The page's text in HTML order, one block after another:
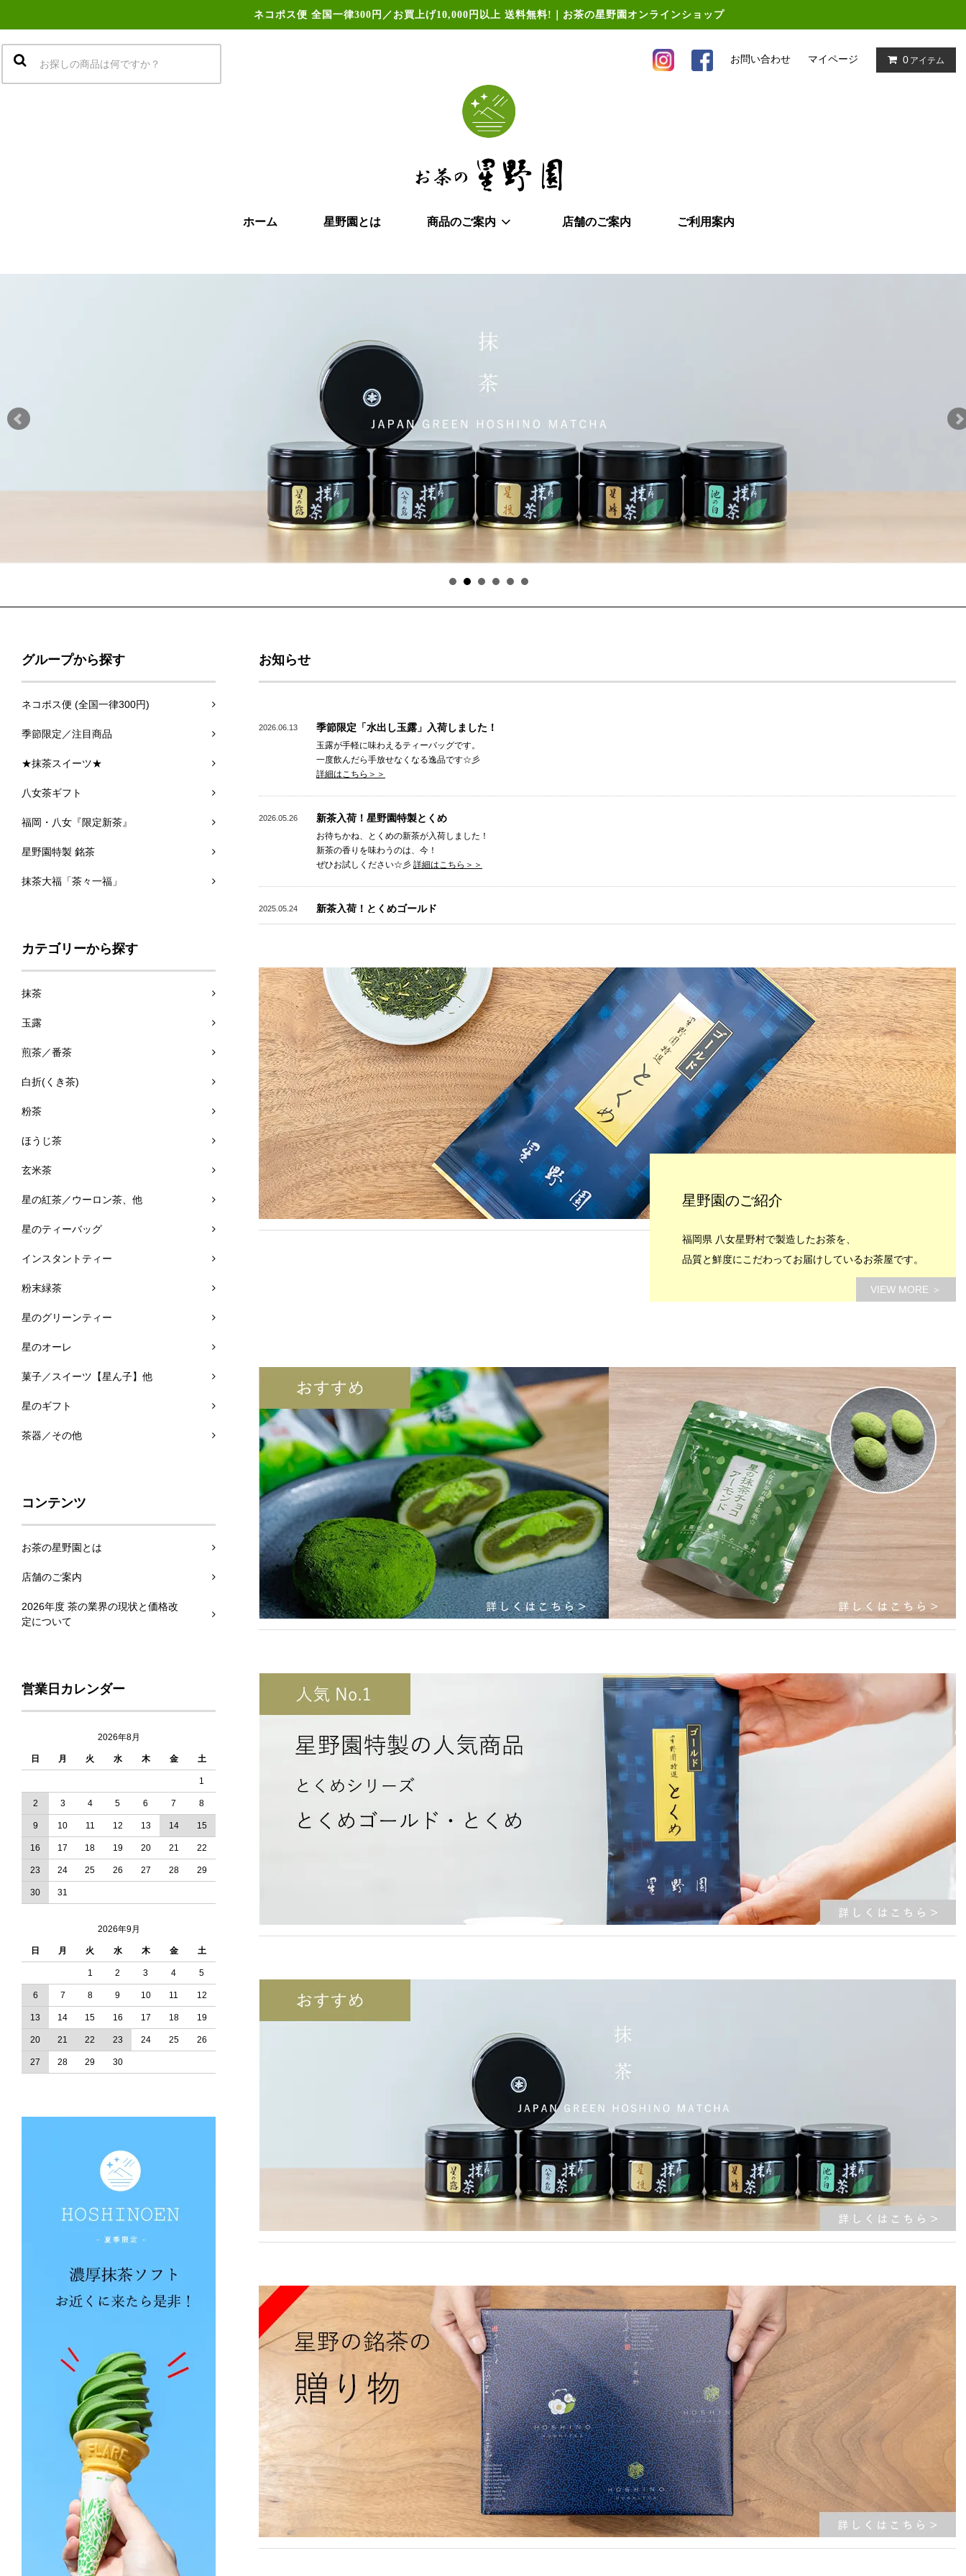
ネコポス便 全国一律300円／お買上げ10,000円以上 送料無料!｜お茶の星野園オンラインショップ
お問い合わせ マイページ 0 アイテム
ホーム 星野園とは 商品のご案内 店舗のご案内 ご利用案内
グループから探す
ネコポス便 (全国一律300円)
季節限定／注目商品
★抹茶スイーツ★
八女茶ギフト
福岡・八女『限定新茶』
星野園特製 銘茶
抹茶大福「茶々一福」
カテゴリーから探す
抹茶
玉露
煎茶／番茶
白折(くき茶)
粉茶
ほうじ茶
玄米茶
星の紅茶／ウーロン茶、他
星のティーバッグ
インスタントティー
粉末緑茶
星のグリーンティー
星のオーレ
菓子／スイーツ【星ん子】他
星のギフト
茶器／その他
コンテンツ
お茶の星野園とは
店舗のご案内
2026年度 茶の業界の現状と価格改
定について
営業日カレンダー
2026年8月
日 月 火 水 木 金 土
1
2 3 4 5 6 7 8
9 10 11 12 13 14 15
16 17 18 19 20 21 22
23 24 25 26 27 28 29
30 31
2026年9月
日 月 火 水 木 金 土
1 2 3 4 5
6 7 8 9 10 11 12
13 14 15 16 17 18 19
20 21 22 23 24 25 26
27 28 29 30
お知らせ
2026.06.13 季節限定「水出し玉露」入荷しました！
玉露が手軽に味わえるティーバッグです。
一度飲んだら手放せなくなる逸品です☆彡
詳細はこちら＞＞
2026.05.26 新茶入荷！星野園特製とくめ
お待ちかね、とくめの新茶が入荷しました！
新茶の香りを味わうのは、今！
ぜひお試しください☆彡 詳細はこちら＞＞
2025.05.24 新茶入荷！とくめゴールド
お待ちかね、とくめゴールドの新茶が入荷しました！
2026.05.07 新茶入荷！星の新茶ティーバッグ
新茶のティーバッグが入荷しました！
5月の限定販売です。お見逃しなく☆彡
詳細はこちら＞＞
2026.04.24 ゴールデンウィークの営業案内☆彡
営業：4/30、5/1、2、6、10（臨時営業）
休み：4/29、5/3、4、5
お急ぎのご用命はお問い合わせよりご相談ください。
2026.04.01 2026年度 茶の業界の現状と価格改定について
原料・諸経費の高騰を受け 品質保持のため
5月より順次価格を改定させていただきます。
可能な限り最短手配いたしますので、今しばらくお待ちください。
2026.01.26 季節限定「手づくり生チョコ」始めました☆彡
毎年大人気の生チョコの季節がやって参りました！
抹茶すぎる ほうじ茶すぎる と話題の生チョコ、
ぜひ一度ご賞味ください☆彡 詳細はこちら＞＞
2026.01.19 Amazon Pay メンテナンスのお知らせ
いつもお茶の星野園オンラインショップをご利用いただき、誠にありがとうございます。
現在、Amazon Pay はメンテナンスのため、一時的にご利用いただけない場合がございます。
お客様にはご不便をおかけし誠に恐縮ですが、何卒ご理解のほどよろしくお願い申し上げます。
2025.12.22 年末年始営業のご案内
年内は、12月31日12時まで休まず営業いたします。
皆さまのご来店心よりお待ちしております☆彡
インスタントティー価格改定のお知らせ
原料・諸経費の高騰を受け 品質保持のため
インスタントティーはこちら＞＞
季節限定「冷蔵新茶」入荷しました！
「炭火手づくり茶」実演販売いたします！
12月15(月) 16(火)、2日間限定で
季節限定 抹茶チョコトリオ入荷しました！
平素よりご愛顧賜り誠に有難うございます。本年は３月の寒さの影響で減収となり例年より生産量が少ない状況です。つきましては今期も数を限り販売させていただ
きたくお客様のご理解ご了承をお願い申し上げます。また引き続き海外への販売、転送サイトへの発送は控えさせていただきますのでご了承お願いいたします。
星野園の抹茶がメルカリやフリマサイト、オークションなどで高額転売されている事例が多く見られ、作り手も大変心を痛めております。トラブル防止の観点で転売
を発見した場合は今後の販売を固くお断りさせていただきます。転売されている商品は品質の保証ができかねます為、ご購入を控えていただきます様お願いいたしま
また抹茶について連日メールにて沢山のお問合せをいただいておりますが、事務的にご返信が難しい場合がありますので、ご理解のほど宜しくお願いいたします。
（日本語のみの対応となります。なお卸販売についてはお受付いたしかねますのでご了承ください。）
ます様何卒宜しくお願い申し上げます。
Thank you very much for your continued patronage and support.
This year, due to the cold weather in March, we have experienced reduced yields and our production volume is lower than usual. Therefore, we would like to ask for
your understanding and cooperation as we will be selling limited quantities this season as well.
Additionally, please note that we will continue to refrain from overseas sales and shipments to forwarding services.
[Important Notice]
We have observed numerous cases of Hoshinoen matcha being resold at high prices on Mercari, flea market sites, and auction platforms, which deeply concerns us
as the producers. From the perspective of preventing troubles, if we discover any resale activities, we will firmly refuse future sales to such parties. We cannot
guarantee the quality of products being resold, so please refrain from purchasing them.
Regarding matcha inquiries, we receive numerous emails daily, but please understand that it may be difficult for us to respond to all inquiries administratively. (We
only provide support in Japanese. Please note that we do not accept wholesale inquiries.)
[Price Revision Notice]
星野園のご紹介
福岡県 八女星野村で製造したお茶を、
品質と鮮度にこだわってお届けしているお茶屋です。
VIEW MORE ＞